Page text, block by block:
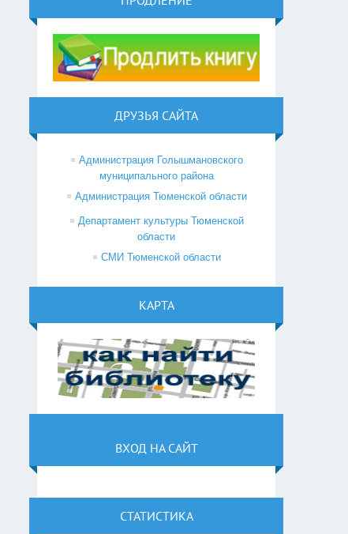
ДРУЗЬЯ САЙТА
Администрация Голышмановского
муниципального района
Администрация Тюменской области
Департамент культуры Тюменской
области
СМИ Тюменской области
КАРТА
ВХОД НА САЙТ
СТАТИСТИКА